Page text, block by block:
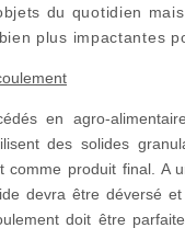
du quotidien
plus impactantes
en agro-
des solides
comme produit final. A
devra être déversé et
doit être